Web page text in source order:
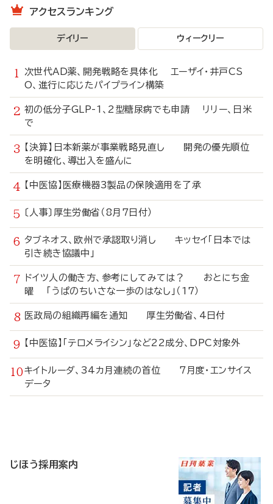
アクセスランキング
デイリー ウィークリー
次世代AD薬、開発戦略を具体化 エーザイ・井戸CS
O、進行に応じたパイプライン構築
初の低分子GLP-1、2型糖尿病でも申請 リリー、日米
で
【決算】日本新薬が事業戦略見直し 開発の優先順位
を明確化、導出入を盛んに
【中医協】医療機器3製品の保険適用を了承
〔人事〕厚生労働省（8月7日付）
タブネオス、欧州で承認取り消し キッセイ「日本では
引き続き協議中」
ドイツ人の働き方、参考にしてみては？ おとにち金
曜 「うぱのちいさな一歩のはなし」（17）
医政局の組織再編を通知 厚生労働省、4日付
【中医協】「テロメライシン」など22成分、DPC対象外
キイトルーダ、34カ月連続の首位 7月度・エンサイス
データ
じほう採用案内